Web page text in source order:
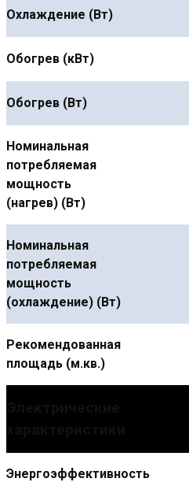
Охлаждение (Вт)
Обогрев (кВт)
Обогрев (Вт)
Номинальная
потребляемая
мощность
(нагрев) (Вт)
Номинальная
потребляемая
мощность
(охлаждение) (Вт)
Рекомендованная
площадь (м.кв.)
Энергоэффективность